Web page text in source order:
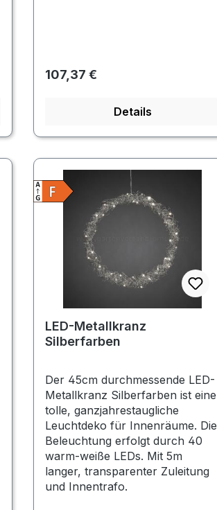
Regulärer Preis:
107,37 €
Details
LED-Metallkranz
Silberfarben
Der 45cm durchmessende LED-
Metallkranz Silberfarben ist eine
tolle, ganzjahrestaugliche
Leuchtdeko für Innenräume. Die
Beleuchtung erfolgt durch 40
warm-weiße LEDs. Mit 5m
langer, transparenter Zuleitung
und Innentrafo.